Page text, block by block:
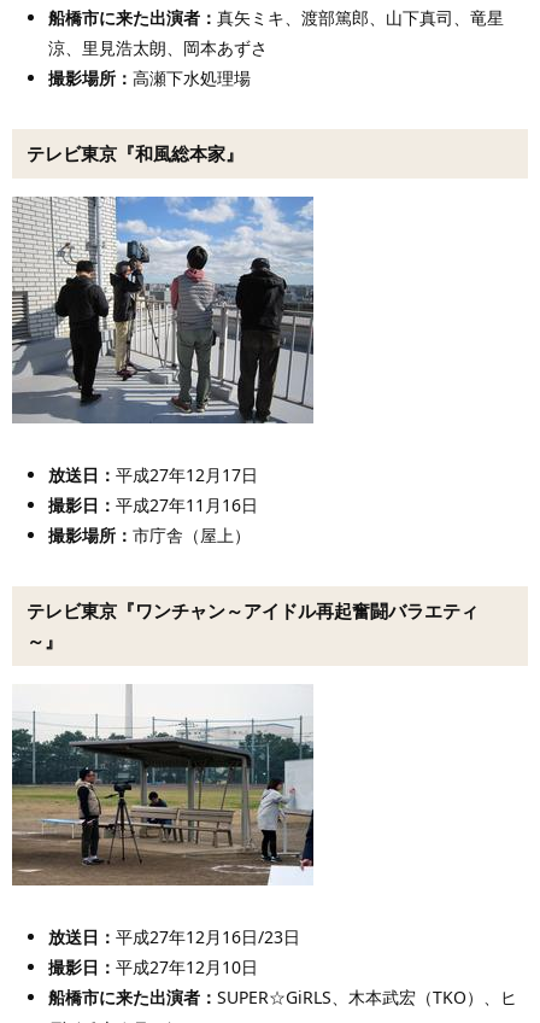
船橋市に来た出演者 ： 真矢ミキ、渡部篤郎、山下真司、竜星
涼、里見浩太朗、岡本あずさ
撮影場所： 高瀬下水処理場
テレビ東京『和風総本家』
放送日： 平成27年12月17日
撮影日： 平成27年11月16日
撮影場所： 市庁舎（屋上）
テレビ東京『ワンチャン～アイドル再起奮闘バラエティ
～』
放送日： 平成27年12月16日/23日
撮影日： 平成27年12月10日
船橋市に来た出演者 ： SUPER☆GiRLS、木本武宏（TKO）、ヒ